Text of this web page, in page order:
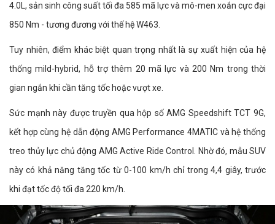
4.0L, sản sinh công suất tối đa 585 mã lực và mô-men xoắn cực đại
850 Nm - tương đương với thế hệ W463.
Tuy nhiên, điểm khác biệt quan trọng nhất là sự xuất hiện của hệ
thống mild-hybrid, hỗ trợ thêm 20 mã lực và 200 Nm trong thời
gian ngắn khi cần tăng tốc hoặc vượt xe.
Sức mạnh này được truyền qua hộp số AMG Speedshift TCT 9G,
kết hợp cùng hệ dẫn động AMG Performance 4MATIC và hệ thống
treo thủy lực chủ động AMG Active Ride Control. Nhờ đó, mẫu SUV
này có khả năng tăng tốc từ 0-100 km/h chỉ trong 4,4 giây, trước
khi đạt tốc độ tối đa 220 km/h.